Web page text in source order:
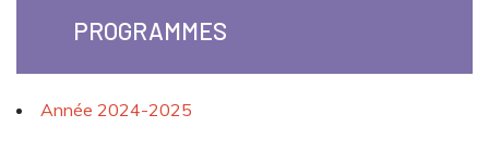
PROGRAMMES
Année 2024-2025